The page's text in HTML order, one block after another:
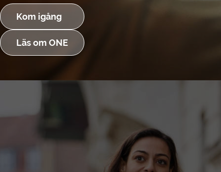
Kom igång
Läs om ONE